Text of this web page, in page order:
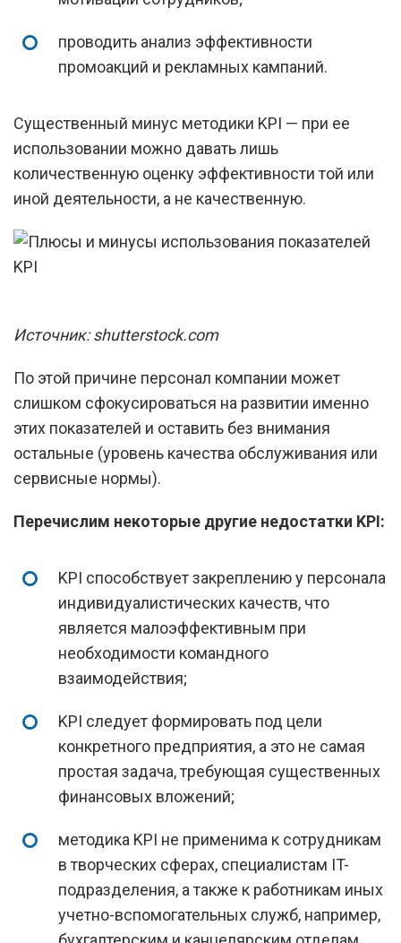
проводить анализ эффективности
промоакций и рекламных кампаний.
Существенный минус методики KPI — при ее
использовании можно давать лишь
количественную оценку эффективности той или
иной деятельности, а не качественную.
Источник: shutterstock.com
По этой причине персонал компании может
слишком сфокусироваться на развитии именно
этих показателей и оставить без внимания
остальные (уровень качества обслуживания или
сервисные нормы).
Перечислим некоторые другие недостатки KPI:
KPI способствует закреплению у персонала
индивидуалистических качеств, что
является малоэффективным при
необходимости командного
взаимодействия;
KPI следует формировать под цели
конкретного предприятия, а это не самая
простая задача, требующая существенных
финансовых вложений;
методика KPI не применима к сотрудникам
в творческих сферах, специалистам IT-
подразделения, а также к работникам иных
учетно-вспомогательных служб, например,